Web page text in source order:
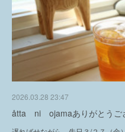
2026.03.28 23:47
åtta ni ojamaありがとうご